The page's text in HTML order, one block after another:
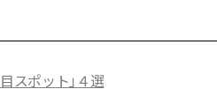
スポット」４選